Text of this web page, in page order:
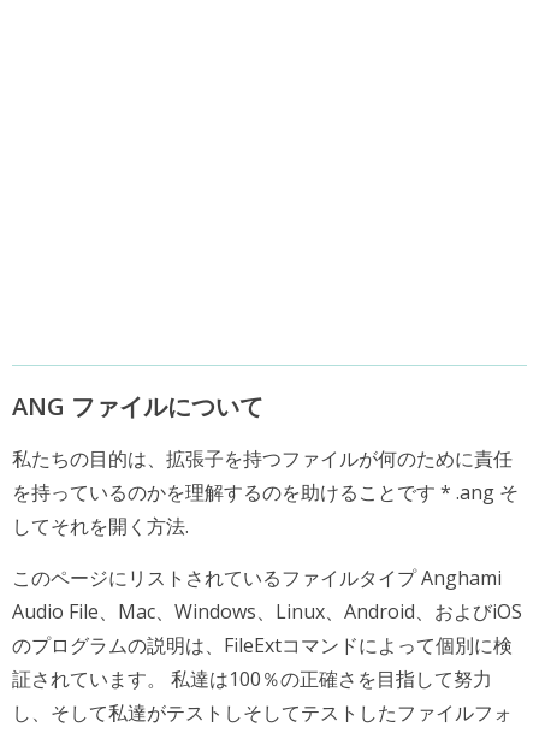
ANG ファイルについて
私たちの目的は、拡張子を持つファイルが何のために責任
を持っているのかを理解するのを助けることです * .ang そ
してそれを開く方法.
このページにリストされているファイルタイプ Anghami
Audio File、Mac、Windows、Linux、Android、およびiOS
のプログラムの説明は、FileExtコマンドによって個別に検
証されています。 私達は100％の正確さを目指して努力
し、そして私達がテストしそしてテストしたファイルフォ